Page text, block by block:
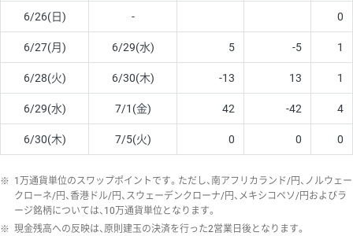
6/26(日) - 0
6/27(月) 6/29(水) 5 -5 1
6/28(火) 6/30(木) -13 13 1
6/29(水) 7/1(金) 42 -42 4
6/30(木) 7/5(火) 0 0 0
※ 1万通貨単位のスワップポイントです。ただし、南アフリカランド/円、ノルウェー
クローネ/円、香港ドル/円、スウェーデンクローナ/円、メキシコペソ/円およびラ
ージ銘柄については、10万通貨単位となります。
※ 現金残高への反映は、原則建玉の決済を行った2営業日後となります。